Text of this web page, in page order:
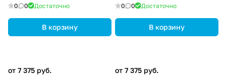
0 0 Достаточно
В корзину
0 0 Достаточно
В корзину
от 7 375 руб.
от 7 375 руб.